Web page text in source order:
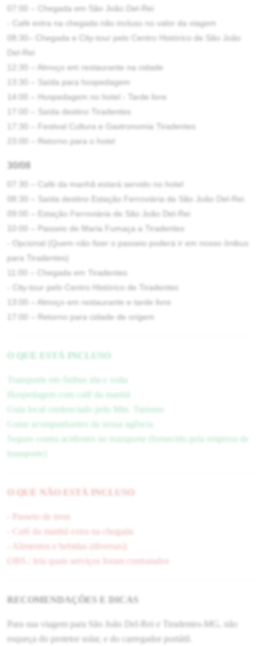
07:00 – Chegada em São João Del-Rei
- Café extra na chegada não incluso no valor da viagem
08:30– Chegada e City-tour pelo Centro Histórico de São João
Del-Rei
12:30 – Almoço em restaurante na cidade
13:30 – Saída para hospedagem
14:00 – Hospedagem no hotel - Tarde livre
17:00 – Saída destino Tiradentes
17:30 – Festival Cultura e Gastronomia Tiradentes
23:00 – Retorno para o hotel
30/08
07:30 – Café da manhã estará servido no hotel
08:30 – Saída destino Estação Ferroviária de São João Del-Rei
09:00 – Estação Ferroviária de São João Del-Rei
10:00 – Passeio de Maria Fumaça a Tiradentes
- Opcional (Quem não fizer o passeio poderá ir em nosso ônibus
para Tiradentes)
11:00 – Chegada em Tiradentes
- City-tour pelo Centro Histórico de Tiradentes
13:00 – Almoço em restaurante e tarde livre
17:00 – Retorno para cidade de origem
O QUE ESTÁ INCLUSO
Transporte em ônibus ida e volta
Hospedagem com café da manhã
Guia local credenciado pelo Min. Turismo
Guias acompanhantes da nossa agência
Seguro contra acidentes no transporte (fornecido pela empresa de
transporte)
O QUE NÃO ESTÁ INCLUSO
- Passeio de trem
- Café da manhã extra na chegada
- Alimentos e bebidas (diversas);
OBS.: leia quais serviços foram contratados
RECOMENDAÇÕES E DICAS
Para sua viagem para São João Del-Rei e Tiradentes-MG, não
esqueça do protetor solar, e do carregador portátil.